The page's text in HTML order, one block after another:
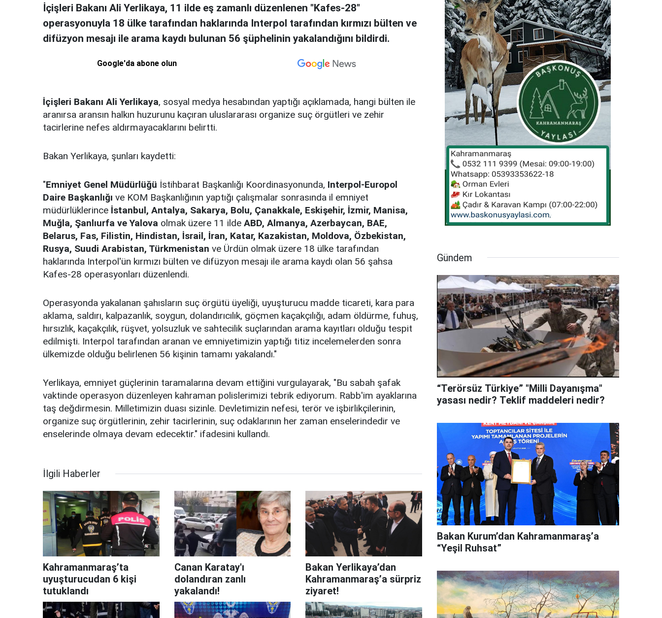
İçişleri Bakanı Ali Yerlikaya, 11 ilde eş zamanlı düzenlenen "Kafes-28"
operasyonuyla 18 ülke tarafından haklarında Interpol tarafından kırmızı bülten ve
difüzyon mesajı ile arama kaydı bulunan 56 şüphelinin yakalandığını bildirdi.
Google'da abone olun
İçişleri Bakanı Ali Yerlikaya, sosyal medya hesabından yaptığı açıklamada, hangi bülten ile
aranırsa aransın halkın huzurunu kaçıran uluslararası organize suç örgütleri ve zehir
tacirlerine nefes aldırmayacaklarını belirtti.
Bakan Yerlikaya, şunları kaydetti:
"Emniyet Genel Müdürlüğü İstihbarat Başkanlığı Koordinasyonunda, Interpol-Europol
Daire Başkanlığı ve KOM Başkanlığının yaptığı çalışmalar sonrasında il emniyet
müdürlüklerince İstanbul, Antalya, Sakarya, Bolu, Çanakkale, Eskişehir, İzmir, Manisa,
Muğla, Şanlıurfa ve Yalova olmak üzere 11 ilde ABD, Almanya, Azerbaycan, BAE,
Belarus, Fas, Filistin, Hindistan, İsrail, İran, Katar, Kazakistan, Moldova, Özbekistan,
Rusya, Suudi Arabistan, Türkmenistan ve Ürdün olmak üzere 18 ülke tarafından
haklarında Interpol'ün kırmızı bülten ve difüzyon mesajı ile arama kaydı olan 56 şahsa
Kafes-28 operasyonları düzenlendi.
Operasyonda yakalanan şahısların suç örgütü üyeliği, uyuşturucu madde ticareti, kara para
aklama, saldırı, kalpazanlık, soygun, dolandırıcılık, göçmen kaçakçılığı, adam öldürme, fuhuş,
hırsızlık, kaçakçılık, rüşvet, yolsuzluk ve sahtecilik suçlarından arama kayıtları olduğu tespit
edilmişti. Interpol tarafından aranan ve emniyetimizin yaptığı titiz incelemelerden sonra
ülkemizde olduğu belirlenen 56 kişinin tamamı yakalandı."
Yerlikaya, emniyet güçlerinin taramalarına devam ettiğini vurgulayarak, "Bu sabah şafak
vaktinde operasyon düzenleyen kahraman polislerimizi tebrik ediyorum. Rabb'im ayaklarına
taş değdirmesin. Milletimizin duası sizinle. Devletimizin nefesi, terör ve işbirlikçilerinin,
organize suç örgütlerinin, zehir tacirlerinin, suç odaklarının her zaman enselerindedir ve
enselerinde olmaya devam edecektir." ifadesini kullandı.
İlgili Haberler
Kahramanmaraş’ta
uyuşturucudan 6 kişi
tutuklandı
Canan Karatay'ı
dolandıran zanlı
yakalandı!
Bakan Yerlikaya’dan
Kahramanmaraş’a sürpriz
ziyaret!
Gündem
“Terörsüz Türkiye” "Milli Dayanışma"
yasası nedir? Teklif maddeleri nedir?
Bakan Kurum’dan Kahramanmaraş’a
“Yeşil Ruhsat”